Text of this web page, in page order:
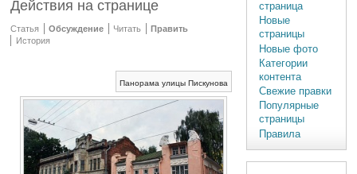
Действия на странице
Статья Обсуждение Читать
Править
История
Панорама улицы Пискунова
страница
Новые
страницы
Новые фото
Категории
контента
Свежие правки
Популярные
страницы
Правила